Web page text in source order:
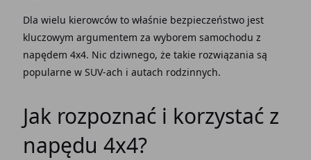
Dla wielu kierowców to właśnie bezpieczeństwo jest
kluczowym argumentem za wyborem samochodu z
napędem 4x4. Nic dziwnego, że takie rozwiązania są
popularne w SUV-ach i autach rodzinnych.
Jak rozpoznać i korzystać z
napędu 4x4?